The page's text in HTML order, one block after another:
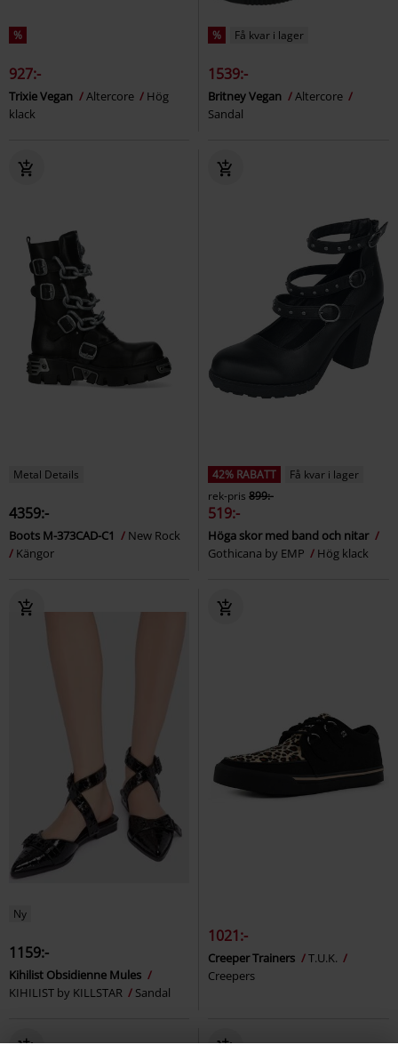
%
927:-
Trixie Vegan Altercore
Hög
klack
% Få kvar i lager
1539:-
Britney Vegan
Altercore
Sandal
Metal Details
4359:-
Boots M-373CAD-C1
New Rock
Kängor
42% RABATT
Få kvar i lager
rek-pris 899:-
519:-
Höga skor med band och nitar
Gothicana by EMP
Hög klack
Ny
1159:-
Kihilist Obsidienne Mules
KIHILIST by KILLSTAR
Sandal
1021:-
Creeper Trainers
T.U.K.
Creepers